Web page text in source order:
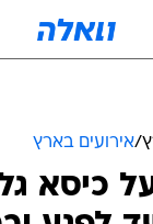
/אירועים בארץ
כיסא